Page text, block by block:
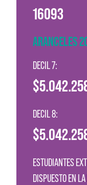
16093
ARANCELES
DECIL 7:
DECIL 8:
ESTUDIANTES
DISPUESTO EN